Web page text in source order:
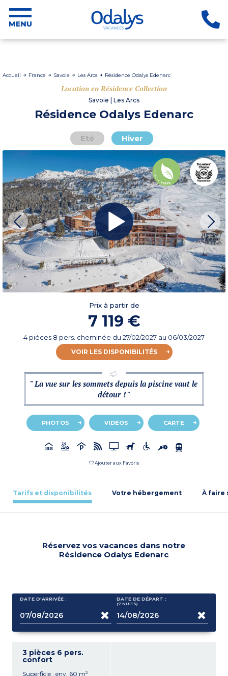
Accueil France Savoie Les Arcs Résidence Odalys Edenarc
Location en Résidence Collection
Savoie | Les Arcs
Résidence Odalys Edenarc
Eté Hiver
Prix à partir de
7 119 €
4 pièces 8 pers. cheminée du 27/02/2027 au 06/03/2027
VOIR LES DISPONIBILITÉS
" La vue sur les sommets depuis la piscine vaut le
détour ! "
PHOTOS VIDÉOS CARTE
Ajouter aux Favoris
Tarifs et disponibilités Votre hébergement À faire
Réservez vos vacances dans notre
Résidence Odalys Edenarc
DATE D'ARRIVÉE : DATE DE DÉPART :
(7 NUITS)
3 pièces 6 pers.
confort
Superficie : env. 60 m²